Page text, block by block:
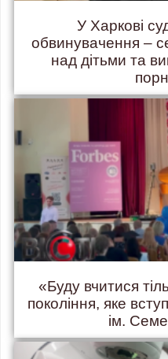
У Харкові
обвинувачення –
над дітьми та
«Буду вчитися
покоління, яке
ім.